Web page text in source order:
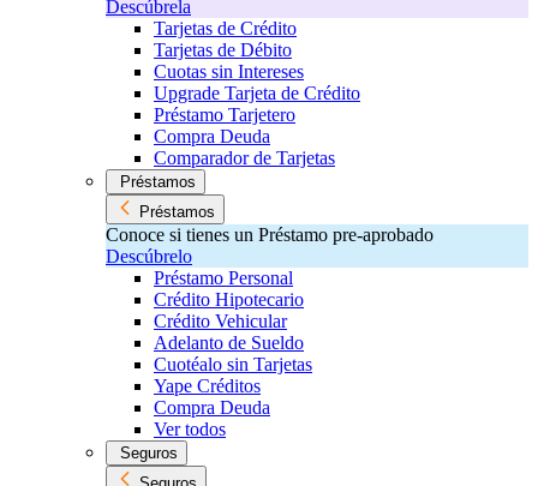
Descúbrela
Tarjetas de Crédito
Tarjetas de Débito
Cuotas sin Intereses
Upgrade Tarjeta de Crédito
Préstamo Tarjetero
Compra Deuda
Comparador de Tarjetas
Préstamos
Préstamos
Conoce si tienes un Préstamo pre-aprobado
Descúbrelo
Préstamo Personal
Crédito Hipotecario
Crédito Vehicular
Adelanto de Sueldo
Cuotéalo sin Tarjetas
Yape Créditos
Compra Deuda
Ver todos
Seguros